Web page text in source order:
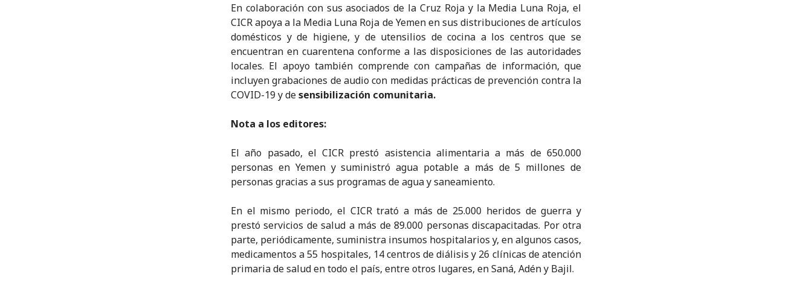
En colaboración con sus asociados de la Cruz Roja y la Media Luna Roja, el
CICR apoya a la Media Luna Roja de Yemen en sus distribuciones de artículos
domésticos y de higiene, y de utensilios de cocina a los centros que se
encuentran en cuarentena conforme a las disposiciones de las autoridades
locales. El apoyo también comprende con campañas de información, que
incluyen grabaciones de audio con medidas prácticas de prevención contra la
COVID-19 y desensibilización comunitaria.
Nota a los editores:
El año pasado, el CICR prestó asistencia alimentaria a más de 650.000
personas en Yemen y suministró agua potable a más de 5 millones de
personas gracias a sus programas de agua y saneamiento.
En el mismo periodo, el CICR trató a más de 25.000 heridos de guerra y
prestó servicios de salud a más de 89.000 personas discapacitadas. Por otra
parte, periódicamente, suministra insumos hospitalarios y, en algunos casos,
medicamentos a 55 hospitales, 14 centros de diálisis y 26 clínicas de atención
primaria de salud en todo el país, entre otros lugares, en Saná, Adén y Bajil.